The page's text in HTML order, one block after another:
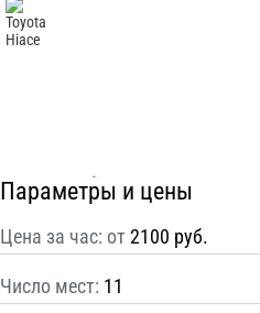
Параметры и цены
Цена за час: от2100 руб.
Число мест: 11